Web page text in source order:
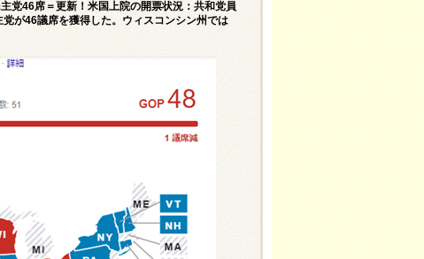
党46席＝更新！米国上院の開票状況：共和党員
が46議席を獲得した。ウィスコンシン州では